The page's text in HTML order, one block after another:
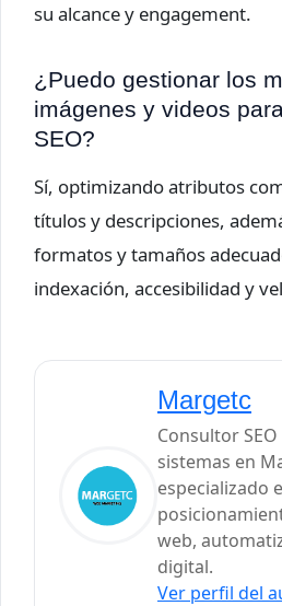
su alcance y engagement.
¿Puedo gestionar los
imágenes y videos
SEO?
Sí, optimizando atributos
títulos y descripciones,
formatos y tamaños
indexación, accesibilidad y
Margetc
Consultor
sistemas en
especializado
web,
digital.
Ver perfil del